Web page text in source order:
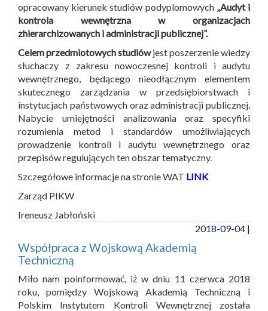
opracowany kierunek studiów podyplomowych „Audyt i
kontrola wewnętrzna w organizacjach
zhierarchizowanych i administracji publicznej”.
Celem przedmiotowych studiówjest poszerzenie wiedzy
słuchaczy z zakresu nowoczesnej kontroli i audytu
wewnętrznego, będącego nieodłącznym elementem
skutecznego zarządzania w przedsiębiorstwach i
instytucjach państwowych oraz administracji publicznej.
Nabycie umiejętności analizowania oraz specyfiki
rozumienia metod i standardów umożliwiających
prowadzenie kontroli i audytu wewnętrznego oraz
przepisów regulujących ten obszar tematyczny.
Szczegółowe informacje na stronie WAT LINK
Zarząd PIKW
Ireneusz Jabłoński
2018-09-04 |
Współpraca z Wojskową Akademią
Techniczną
Miło nam poinformować, iż w dniu 11 czerwca 2018
roku, pomiędzy Wojskową Akademią Techniczną i
Polskim Instytutem Kontroli Wewnętrznej została